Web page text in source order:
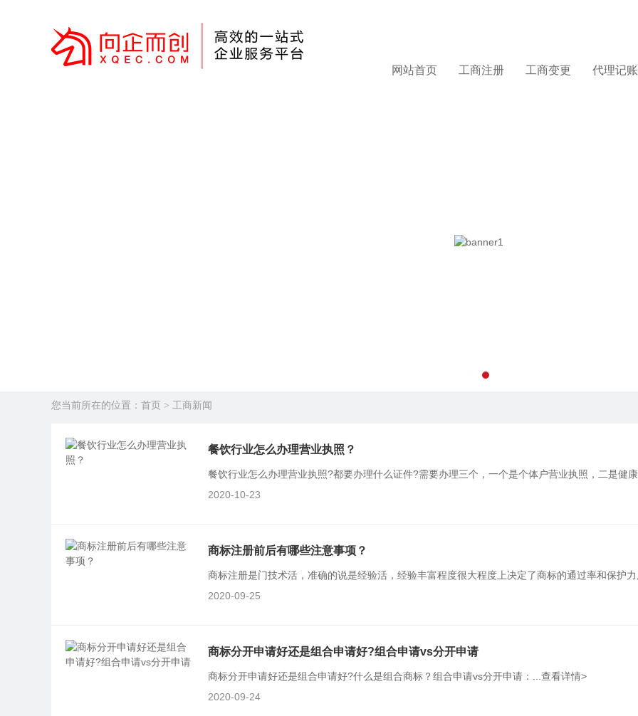
网站首页 工商注册 工商变更 代理记账
您当前所在的位置： 首页 > 工商新闻
餐饮行业怎么办理营业执照？
餐饮行业怎么办理营业执照?都要办理什么证件?需要办理三个，一个是个体户营业执照，二是健康
证，三是餐饮经营许可证或者《食品经营许可证》。...
2020-10-23
商标注册前后有哪些注意事项？
商标注册是门技术活，准确的说是经验活，经验丰富程度很大程度上决定了商标的通过率和保护力
为了更快的注册商标，更好的保护品牌，企业主有哪些事项必须了解呢?一起来看一下。商标注册
2020-09-25
商标分开申请好还是组合申请好?组合申请vs分开申请
商标分开申请好还是组合申请好?什么是组合商标？组合申请vs分开申请：... 查看详情>
2020-09-24